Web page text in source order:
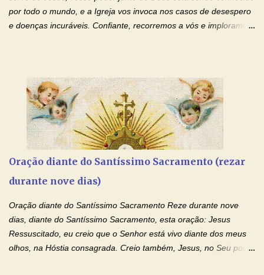
de te...
por todo o mundo, e a Igreja vos invoca nos casos de desespero
e doenças incuráveis. Confiante, recorremos a vós e imploramos
Queremos sempre lembrar-nos deste favor, da vossa intercessão
e invocar-vos como nosso patrono, para maior glória de Deus e o
bem de nossas almas. São Charbel! Rogai por Nós e por todos
aqueles que invocam o vosso nome e auxílio. Amén. Oração 2 Ó
Deus, admirável em Vossos Santos, Vós que inspirastes a São
Charbel seguir o caminho da perfeição, lhe concedestes a graça
e a força para fazer triunfar, na sua vida, o heroísmo das virtudes
monásticas: a obediência, a castidade e a voluntária pobreza, e
milagres e gra...
Oração diante do Santíssimo Sacramento (rezar
durante nove dias)
Oração diante do Santíssimo Sacramento Reze durante nove
dias, diante do Santíssimo Sacramento, esta oração: Jesus
Ressuscitado, eu creio que o Senhor está vivo diante dos meus
olhos, na Hóstia consagrada. Creio também, Jesus, no Seu poder